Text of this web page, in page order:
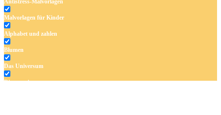
Malvorlagen für Kinder
Alphabet und zahlen
Blumen
Das Universum
Dinosaurier